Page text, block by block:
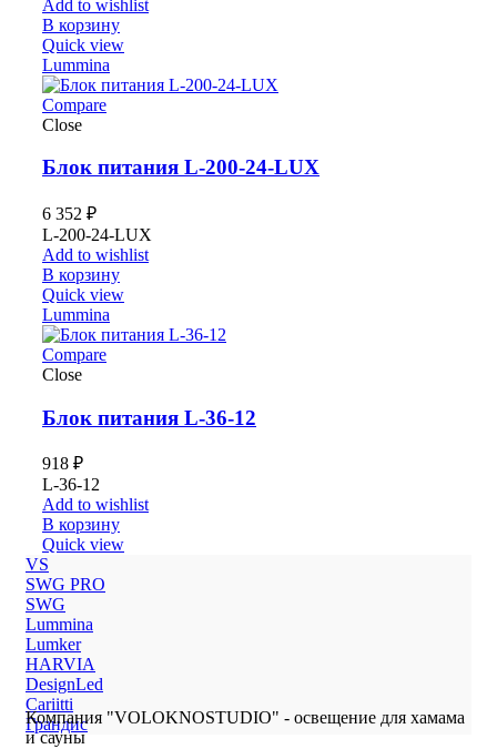
Add to wishlist
В корзину
Quick view
Lummina
Compare
Close
Блок питания L-200-24-LUX
6 352 ₽
L-200-24-LUX
Add to wishlist
В корзину
Quick view
Lummina
Compare
Close
Блок питания L-36-12
918 ₽
L-36-12
Add to wishlist
В корзину
Quick view
VS
SWG PRO
SWG
Lummina
Lumker
HARVIA
DesignLed
Cariitti
Грандис
Компания "VOLOKNOSTUDIO" - освещение для хамама
и сауны